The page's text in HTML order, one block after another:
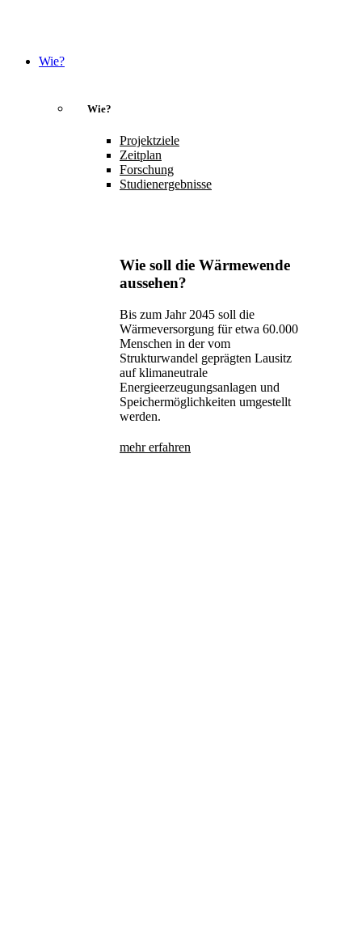
Wie?
Wie?
Projektziele
Zeitplan
Forschung
Studienergebnisse
Wie soll die Wärmewende
aussehen?
Bis zum Jahr 2045 soll die
Wärmeversorgung für etwa 60.000
Menschen in der vom
Strukturwandel geprägten Lausitz
auf klimaneutrale
Energieerzeugungsanlagen und
Speichermöglichkeiten umgestellt
werden.
mehr erfahren